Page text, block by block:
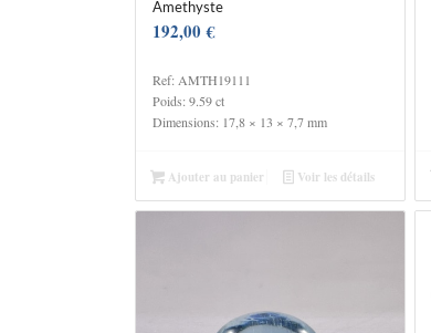
Amethyste
192,00€
Ref: AMTH19111
Poids: 9.59 ct
Dimensions: 17,8 × 13 × 7,7 mm
Ajouter au panier Voir les détails